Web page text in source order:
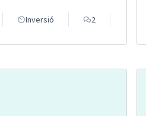
Inversió
2